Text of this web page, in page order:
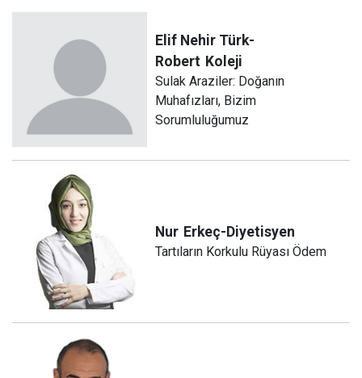
Elif Nehir Türk-
Robert Koleji
Sulak Araziler: Doğanın
Muhafızları, Bizim
Sorumluluğumuz
Nur Erkeç-Diyetisyen
Tartıların Korkulu Rüyası Ödem